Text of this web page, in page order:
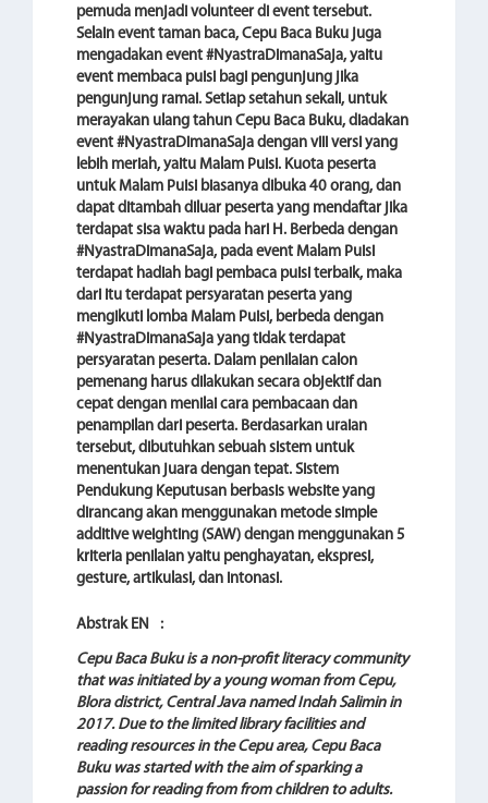
pemuda menjadi volunteer di event tersebut.
Selain event taman baca, Cepu Baca Buku juga
mengadakan event #NyastraDimanaSaja, yaitu
event membaca puisi bagi pengunjung jika
pengunjung ramai. Setiap setahun sekali, untuk
merayakan ulang tahun Cepu Baca Buku, diadakan
event #NyastraDimanaSaja dengan viii versi yang
lebih meriah, yaitu Malam Puisi. Kuota peserta
untuk Malam Puisi biasanya dibuka 40 orang, dan
dapat ditambah diluar peserta yang mendaftar jika
terdapat sisa waktu pada hari H. Berbeda dengan
#NyastraDimanaSaja, pada event Malam Puisi
terdapat hadiah bagi pembaca puisi terbaik, maka
dari itu terdapat persyaratan peserta yang
mengikuti lomba Malam Puisi, berbeda dengan
#NyastraDimanaSaja yang tidak terdapat
persyaratan peserta. Dalam penilaian calon
pemenang harus dilakukan secara objektif dan
cepat dengan menilai cara pembacaan dan
penampilan dari peserta. Berdasarkan uraian
tersebut, dibutuhkan sebuah sistem untuk
menentukan juara dengan tepat. Sistem
Pendukung Keputusan berbasis website yang
dirancang akan menggunakan metode simple
additive weighting (SAW) dengan menggunakan 5
kriteria penilaian yaitu penghayatan, ekspresi,
gesture, artikulasi, dan intonasi.
Abstrak EN :
Cepu Baca Buku is a non-profit literacy community
that was initiated by a young woman from Cepu,
Blora district, Central Java named Indah Salimin in
2017. Due to the limited library facilities and
reading resources in the Cepu area, Cepu Baca
Buku was started with the aim of sparking a
passion for reading from from children to adults.